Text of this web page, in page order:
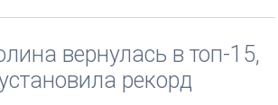
вернулась в топ-15,
рекорд